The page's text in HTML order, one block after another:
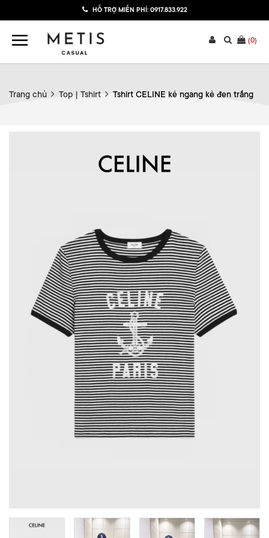
HỖ TRỢ MIỄN PHÍ: 0917.833.922
(0)
Trang chủ Top | Tshirt Tshirt CELINE kẻ ngang kẻ đen trắng